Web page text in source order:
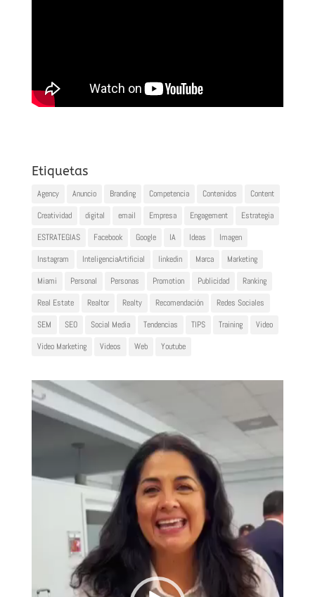
Etiquetas
Agency Anuncio Branding Competencia Contenidos
Content
Creatividad
digital email Empresa Engagement
Estrategia
ESTRATEGIAS
Facebook Google IA Ideas
Imagen
Instagram
InteligenciaArtificial linkedin Marca
Marketing
Miami
Personal Personas Promotion Publicidad
Ranking
Real Estate
Realtor Realty Recomendación
Redes Sociales
SEM
SEO Social Media Tendencias TIPS Training
Video
Video Marketing
Videos Web Youtube
Reproductor
de
vídeo